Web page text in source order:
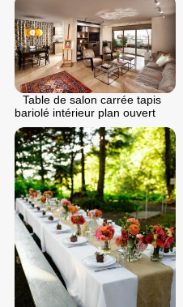
Table de salon carrée tapis
bariolé intérieur plan ouvert